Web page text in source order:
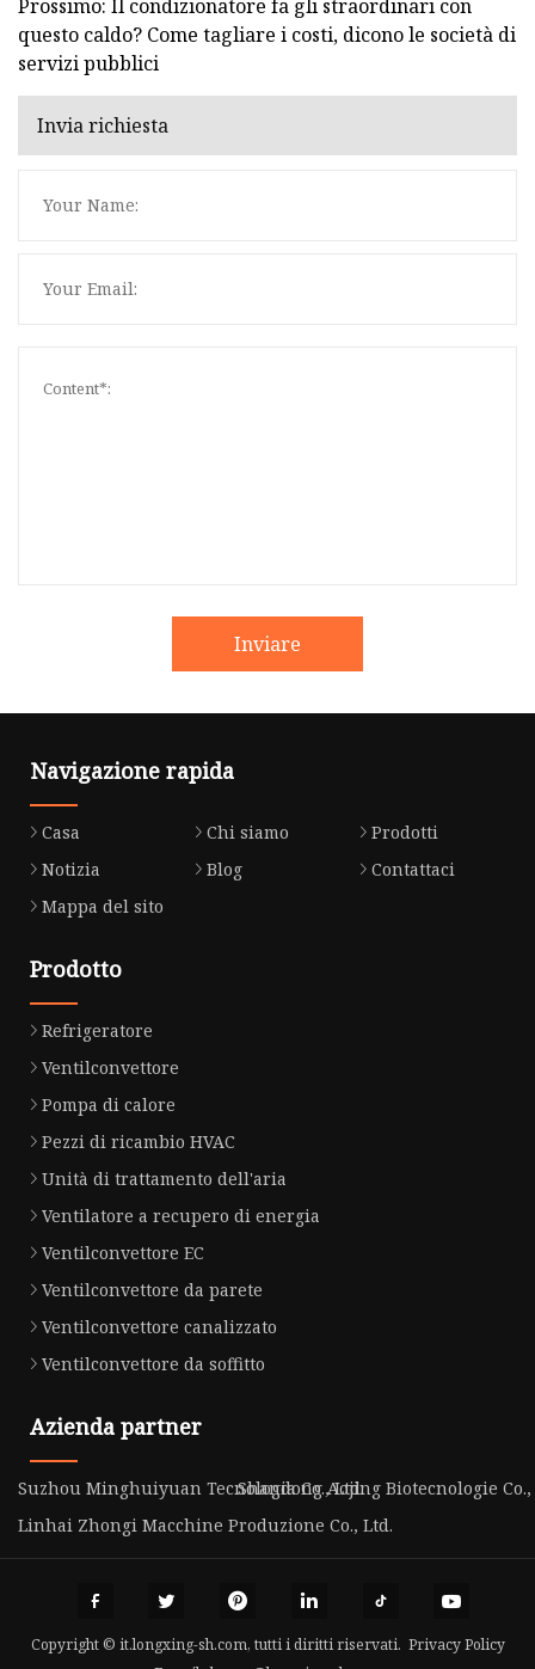
Prossimo: Il condizionatore fa gli straordinari con
questo caldo? Come tagliare i costi, dicono le società di
servizi pubblici
Invia richiesta
Inviare
Navigazione rapida
Casa Chi siamo
Prodotti
Notizia
Blog
Contattaci
Mappa del sito
Prodotto
Refrigeratore
Ventilconvettore
Pompa di calore
Pezzi di ricambio HVAC
Unità di trattamento dell'aria
Ventilatore a recupero di energia
Ventilconvettore EC
Ventilconvettore da parete
Ventilconvettore canalizzato
Ventilconvettore da soffitto
Azienda partner
Suzhou Minghuiyuan Tecnologia Co., Ltd.Shandong Aojing Biotecnologie
Linhai Zhongi Macchine Produzione Co., Ltd.
Copyright © it.longxing-sh.com, tutti i diritti riservati. Privacy Policy